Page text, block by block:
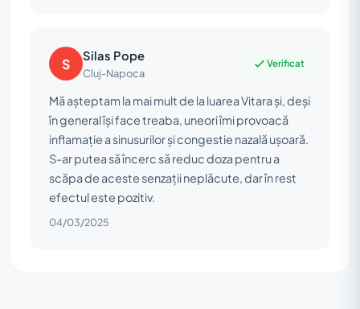
S Silas Pope
Cluj-Napoca
Verificat
Mă așteptam la mai mult de la luarea Vitara și, deși
în general își face treaba, uneori îmi provoacă
inflamație a sinusurilor și congestie nazală ușoară.
S-ar putea să încerc să reduc doza pentru a
scăpa de aceste senzații neplăcute, dar în rest
efectul este pozitiv.
04/03/2025